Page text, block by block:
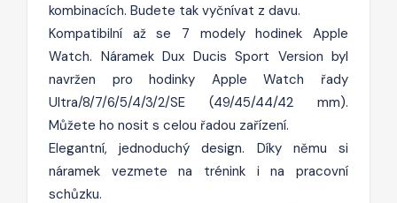
kombinacích. Budete tak vyčnívat z davu.
Kompatibilní až se 7 modely hodinek Apple
Watch. Náramek Dux Ducis Sport Version byl
navržen pro hodinky Apple Watch řady
Ultra/8/7/6/5/4/3/2/SE (49/45/44/42 mm).
Můžete ho nosit s celou řadou zařízení.
Elegantní, jednoduchý design. Díky němu si
náramek vezmete na trénink i na pracovní
schůzku.